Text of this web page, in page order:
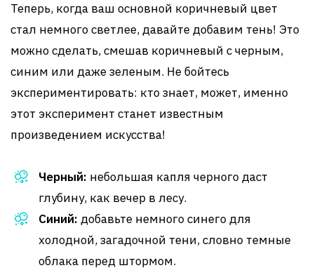
Теперь, когда ваш основной коричневый цвет
стал немного светлее, давайте добавим тень! Это
можно сделать, смешав коричневый с черным,
синим или даже зеленым. Не бойтесь
экспериментировать: кто знает, может, именно
этот эксперимент станет известным
произведением искусства!
Черный: небольшая капля черного даст
глубину, как вечер в лесу.
Синий: добавьте немного синего для
холодной, загадочной тени, словно темные
облака перед штормом.